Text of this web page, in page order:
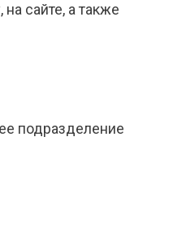
сайте, а также
подразделение